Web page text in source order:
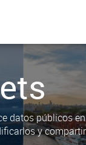
datos públicos
y